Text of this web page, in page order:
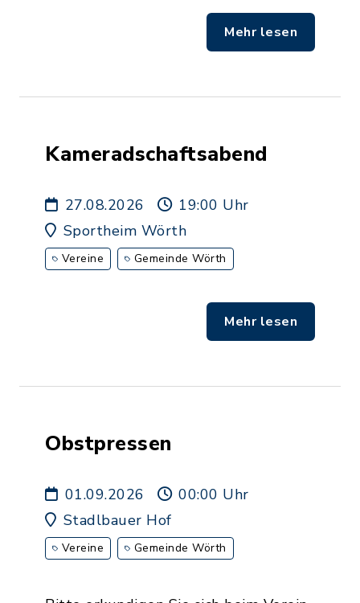
Mehr lesen
Kameradschaftsabend
27.08.2026
19:00 Uhr
Sportheim Wörth
Vereine Gemeinde Wörth
Mehr lesen
Obstpressen
01.09.2026
00:00 Uhr
Stadlbauer Hof
Vereine Gemeinde Wörth